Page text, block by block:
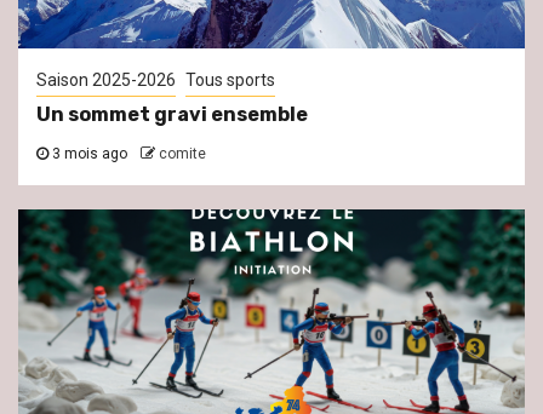
Saison 2025-2026 Tous sports
Un sommet gravi ensemble
3 mois ago comite